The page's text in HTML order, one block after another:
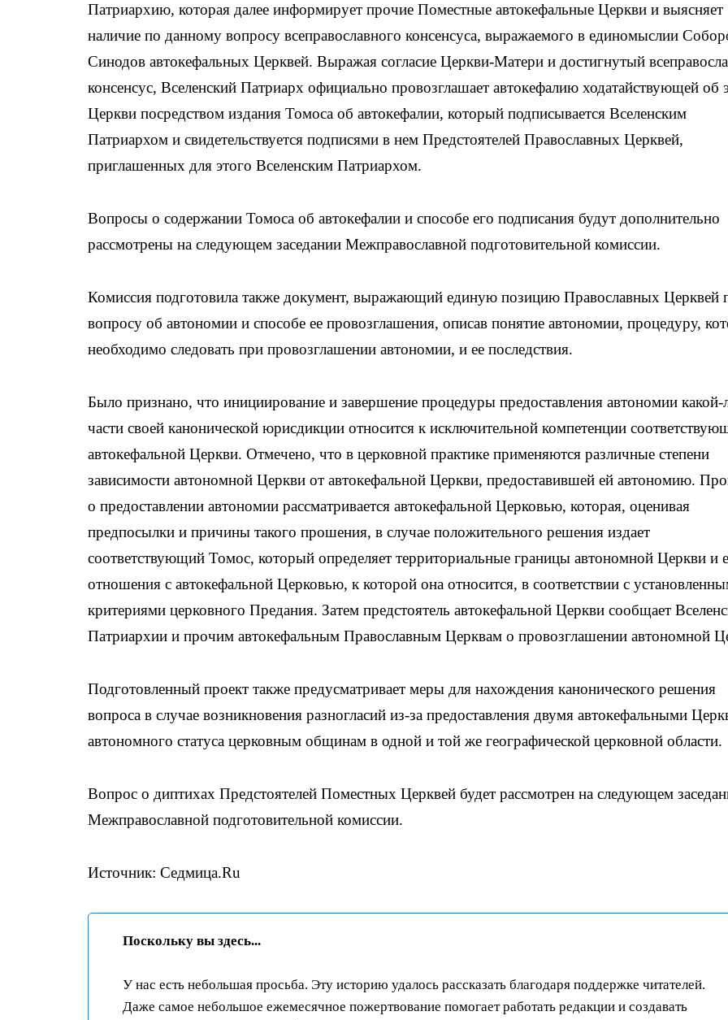
Патриархию, которая далее информирует прочие Поместные автокефальные Церкви и выясняет
наличие по данному вопросу всеправославного консенсуса, выражаемого в единомыслии
Синодов автокефальных Церквей. Выражая согласие Церкви-Матери и достигнутый
консенсус, Вселенский Патриарх официально провозглашает автокефалию ходатайствующей об
Церкви посредством издания Томоса об автокефалии, который подписывается Вселенским
Патриархом и свидетельствуется подписями в нем Предстоятелей Православных Церквей,
приглашенных для этого Вселенским Патриархом.
Вопросы о содержании Томоса об автокефалии и способе его подписания будут дополнительно
рассмотрены на следующем заседании Межправославной подготовительной комиссии.
Комиссия подготовила также документ, выражающий единую позицию Православных Церквей
вопросу об автономии и способе ее провозглашения, описав понятие автономии, процедуру,
необходимо следовать при провозглашении автономии, и ее последствия.
Было признано, что инициирование и завершение процедуры предоставления автономии какой-
части своей канонической юрисдикции относится к исключительной компетенции
автокефальной Церкви. Отмечено, что в церковной практике применяются различные степени
зависимости автономной Церкви от автокефальной Церкви, предоставившей ей автономию.
о предоставлении автономии рассматривается автокефальной Церковью, которая, оценивая
предпосылки и причины такого прошения, в случае положительного решения издает
соответствующий Томос, который определяет территориальные границы автономной Церкви и
отношения с автокефальной Церковью, к которой она относится, в соответствии с
критериями церковного Предания. Затем предстоятель автокефальной Церкви сообщает
Патриархии и прочим автокефальным Православным Церквам о провозглашении автономной
Подготовленный проект также предусматривает меры для нахождения канонического решения
вопроса в случае возникновения разногласий из-за предоставления двумя автокефальными
автономного статуса церковным общинам в одной и той же географической церковной области.
Вопрос о диптихах Предстоятелей Поместных Церквей будет рассмотрен на следующем
Межправославной подготовительной комиссии.
Источник: Седмица.Ru
Поскольку вы здесь...
У нас есть небольшая просьба. Эту историю удалось рассказать благодаря поддержке читателей.
Даже самое небольшое ежемесячное пожертвование помогает работать редакции и создавать